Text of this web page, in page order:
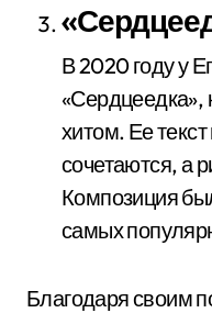
В 2020 году у Егора Крида вышла песня
«Сердцеедка»,
хитом. Ее
сочетаются, а
Композиция
самых
Благодаря своим